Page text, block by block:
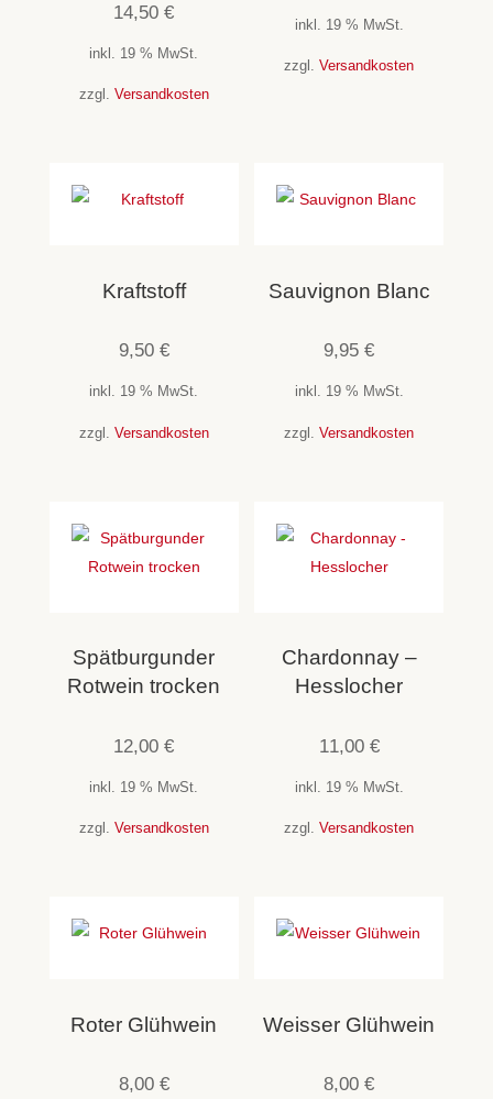
14,50€
inkl. 19 % MwSt.
zzgl. Versandkosten
inkl. 19 % MwSt.
zzgl.Versandkosten
Kraftstoff
9,50 €
inkl. 19 % MwSt.
zzgl. Versandkosten
Sauvignon Blanc
9,95€
inkl. 19 % MwSt.
zzgl.Versandkosten
Spätburgunder
Rotwein trocken
12,00€
inkl. 19 % MwSt.
zzgl. Versandkosten
Chardonnay –
Hesslocher
11,00 €
inkl. 19 % MwSt.
zzgl.Versandkosten
Roter Glühwein
8,00 €
Weisser Glühwein
8,00€